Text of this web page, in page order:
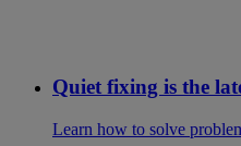
Quiet fixing is the
Learn how to solve